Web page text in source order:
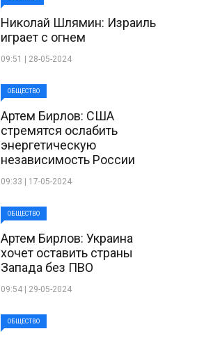
Николай Шлямин: Израиль
играет с огнем
09:51 | 28-05-2024
ОБЩЕСТВО
Артем Бирлов: США
стремятся ослабить
энергетическую
независимость России
09:33 | 17-05-2024
ОБЩЕСТВО
Артем Бирлов: Украина
хочет оставить страны
Запада без ПВО
09:54 | 29-05-2024
ОБЩЕСТВО